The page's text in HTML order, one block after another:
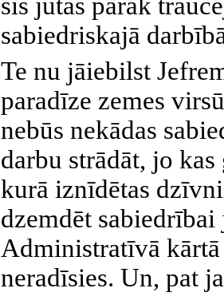
sabiedriskajā
Te nu jāiebilst
paradīze zemes
nebūs nekādas
darbu strādāt, jo
kurā iznīdētas
dzemdēt
Administratīvā
neradīsies. Un, pat